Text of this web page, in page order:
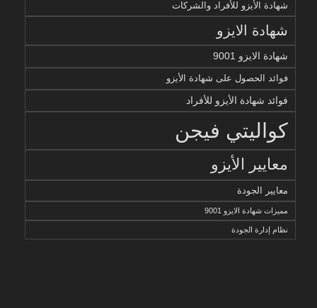
شهادة الأيزو للأفراد والشركات
شهادة الايزو
شهادة الايزو 9001
فوائد الحصول على شهادة الأيزو
فوائد شهادة الأيزو للأفراد
كواليتي فيجن
معايير الأيزو
معايير الجودة
مميزات شهادة الايزو 9001
نظام إدارة الجودة